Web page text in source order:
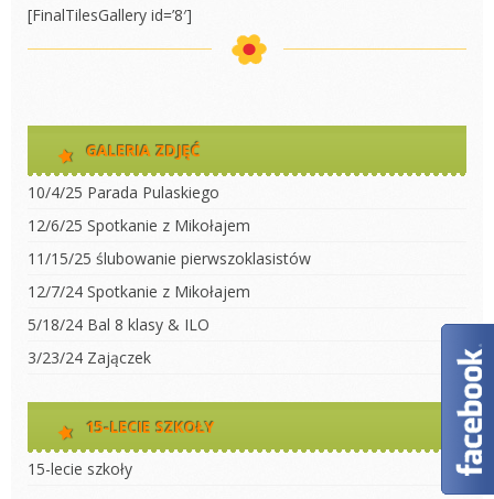
[FinalTilesGallery id=’8′]
GALERIA ZDJĘĆ
10/4/25 Parada Pulaskiego
12/6/25 Spotkanie z Mikołajem
11/15/25 ślubowanie pierwszoklasistów
12/7/24 Spotkanie z Mikołajem
5/18/24 Bal 8 klasy & ILO
3/23/24 Zajączek
15-LECIE SZKOŁY
15-lecie szkoły